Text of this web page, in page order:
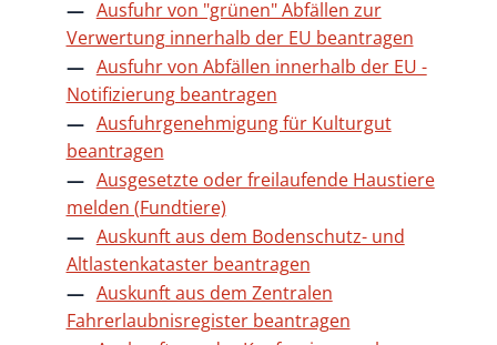
Ausfuhr von "grünen" Abfällen zur
Verwertung innerhalb der EU beantragen
Ausfuhr von Abfällen innerhalb der EU -
Notifizierung beantragen
Ausfuhrgenehmigung für Kulturgut
beantragen
Ausgesetzte oder freilaufende Haustiere
melden (Fundtiere)
Auskunft aus dem Bodenschutz- und
Altlastenkataster beantragen
Auskunft aus dem Zentralen
Fahrerlaubnisregister beantragen